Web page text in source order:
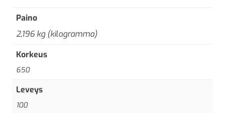
Paino
2,196 kg (kilogramma)
Korkeus
650
Leveys
100